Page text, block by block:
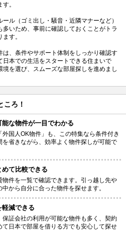
。
ール（ゴミ出し・騒音・近隣マナーなど）
多いため、事前に確認しておくことがトラ
す。
は、条件やサポート体制をしっかり確認す
日本での生活をスタートできる住まいで
境を選び、スムーズな部屋探しを進めまし
ころ！
な物件が一目でわかる
国人OK物件」も、この特集なら条件付き
省きながら、効率よく物件探しが可能で
めて比較できる
件を一覧で確認できます。引っ越し先や
から自分に合った物件を探せます。
減できる
証会社の利用が可能な物件も多く、契約
日本で部屋を借りる方でも安心して探せ